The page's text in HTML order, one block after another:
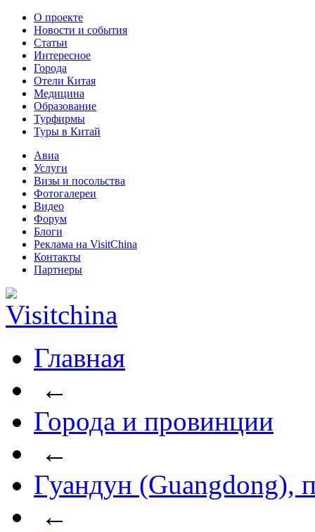
О проекте
Новости и события
Статьи
Интересное
Города
Отели Китая
Медицина
Образование
Турфирмы
Туры в Китай
Авиа
Услуги
Визы и посольства
Фотогалереи
Видео
Форум
Блоги
Реклама на VisitChina
Контакты
Партнеры
Главная
←
Города и провинции
←
Гуандун (Guangdong),
←